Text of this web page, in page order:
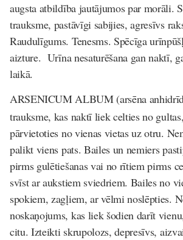
augsta atbildība jautājumos par morāli.
trauksme, pastāvīgi sabijies, agresīvs
Raudulīgums. Tenesms. Spēcīga
aizture. Urīna nesaturēšana gan naktī,
laikā.
ARSENICUM ALBUM (arsēna anhidrī
trauksme, kas naktī liek celties no
pārvietoties no vienas vietas uz otru.
palikt viens pats. Bailes un nemiers
pirms gulētiešanas vai no rītiem pirms
svīst ar aukstiem sviedriem. Bailes no
spokiem, zagļiem, ar vēlmi noslēpties.
noskaņojums, kas liek šodien darīt
citu. Izteikti skrupolozs, depresīvs,